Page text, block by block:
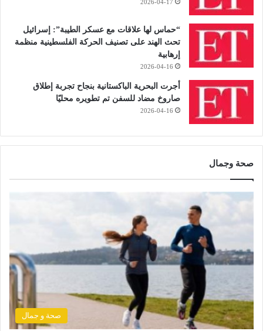
2026-04-17
“حماس لها علاقات مع عسكر الطيبة”: إسرائيل
تحث الهند على تصنيف الحركة الفلسطينية منظمة
إرهابية
2026-04-16
أجرت البحرية الباكستانية بنجاح تجربة إطلاق
صاروخ مضاد للسفن تم تطويره محليًا
2026-04-16
صحة وجمال
صحة و جمال